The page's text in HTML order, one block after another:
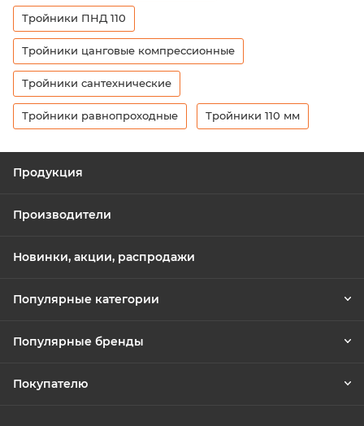
Тройники ПНД 110
Тройники цанговые компрессионные
Тройники сантехнические
Тройники равнопроходные Тройники 110 мм
Продукция
Производители
Новинки, акции, распродажи
Популярные категории
Популярные бренды
Покупателю